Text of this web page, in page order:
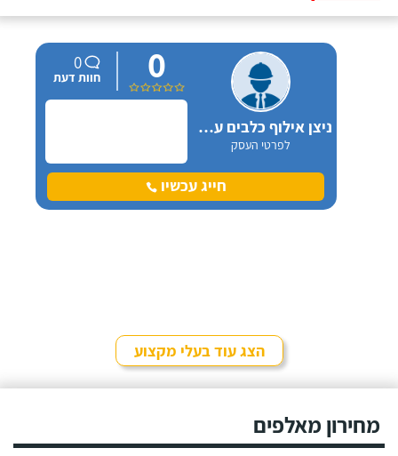
ניצן אילוף כלבים על הכנרת
לפרטי העסק
0
0
חוות דעת
חייג עכשיו
הצג עוד בעלי מקצוע
מחירון מאלפים